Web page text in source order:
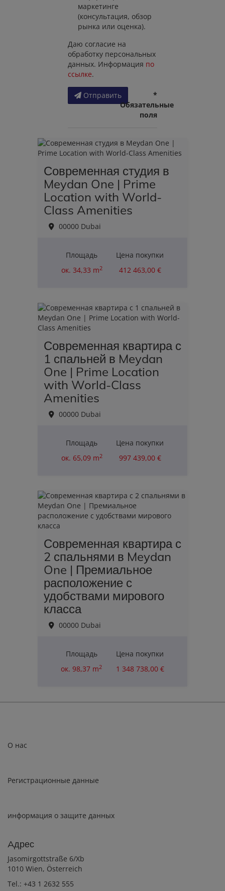
маркетинге
(консультация, обзор
рынка или оценка).
Даю согласие на
обработку персональных
данных. Информация по
ссылке.
Отправить
*
Обязательные
поля
Современная студия в
Meydan One | Prime
Location with World-
Class Amenities
00000 Dubai
Площадь
ок. 34,33 m2
Цена покупки
412 463,00 €
Современная квартира с
1 спальней в Meydan
One | Prime Location
with World-Class
Amenities
00000 Dubai
Площадь
ок. 65,09 m2
Цена покупки
997 439,00 €
Современная квартира с
2 спальнями в Meydan
One | Премиальное
расположение с
удобствами мирового
класса
00000 Dubai
Площадь
ок. 98,37 m2
Цена покупки
1 348 738,00 €
О нас
Регистрационные данные
информация о защите данных
Aдрес
Jasomirgottstraße 6/Xb
1010 Wien, Österreich
Tel.: +43 1 2632 555